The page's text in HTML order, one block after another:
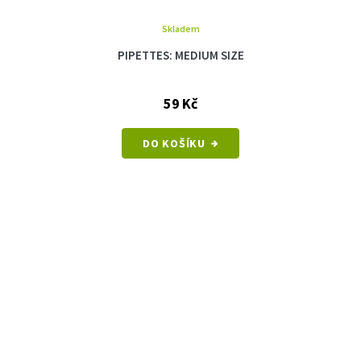
PIPETTES: MEDIUM SIZE
Skladem
59 Kč
DO KOŠÍKU